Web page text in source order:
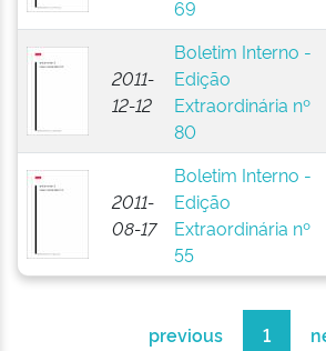
69
2011-
12-12
Boletim Interno -
Edição
Extraordinária nº
80
2011-
08-17
Boletim Interno -
Edição
Extraordinária nº
55
previous 1